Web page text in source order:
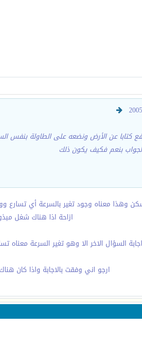
كتابا عن الأرض ونضعه على الطاولة بنفس
بنعم فكيف يكون ذلك
وهذا معناه وجود تغير بالسرعة أي تسارع
ازاحة اذا هناك شغل
السؤال الاخر الا وهو تغير السرعة
ارجو اني وفقت بالاجابة واذا كان